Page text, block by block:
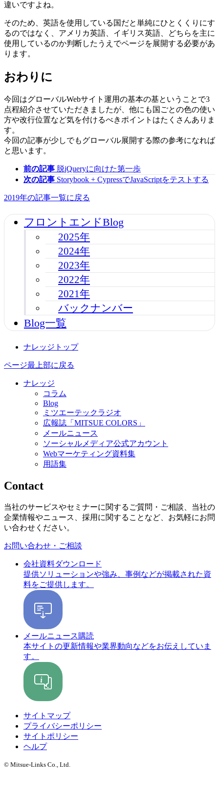
違いですよね。
そのため、英語を使用している国だと単純にひとくくりにす
るのではなく、アメリカ英語、イギリス英語、どちらを主に
使用しているのか判断したうえでページを展開する必要があ
ります。
おわりに
今回はグローバルWebサイト運用の基本の基ということで3
点程紹介させていただきましたが、他にも国ごとの色の使い
方や改行位置など気を付けるべきポイントはたくさんありま
す。
今回の記事が少しでもグローバル展開する際の参考になれば
と思います。
前の記事 脱jQueryに向けた第一歩
次の記事 Storybook + CypressでJavaScriptをテストする
2019年の記事一覧に戻る
フロントエンドBlog
2025年
2024年
2023年
2022年
2021年
バックナンバー
Blog一覧
ナレッジトップ
ページ最上部に戻る
ナレッジ
コラム
Blog
ミツエーテックラジオ
広報誌「MITSUE COLORS」
メールニュース
ソーシャルメディア公式アカウント
Webマーケティング資料集
用語集
Contact
当社のサービスやセミナーに関するご質問・ご相談、当社の
企業情報やニュース、採用に関することなど、お気軽にお問
い合わせください。
お問い合わせ・ご相談
会社資料ダウンロード
提供ソリューションや強み、事例などが掲載された資
料をご提供します。
メールニュース購読
本サイトの更新情報や業界動向などをお伝えしていま
す。
サイトマップ
プライバシーポリシー
サイトポリシー
ヘルプ
© Mitsue-Links Co., Ltd.